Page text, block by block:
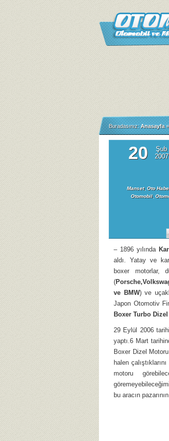
Buradasınız: Anasayfa »
20
Şub
2007
Manset, Oto
Otomobil,
– 1896 yılında
aldı. Yatay ve
boxer motorlar,
(
ve BMW) ve
Japon Otomotiv
Boxer Turbo Dizel
29 Eylül 2006
yaptı.6 Mart
Boxer Dizel
halen
motoru
bu aracın